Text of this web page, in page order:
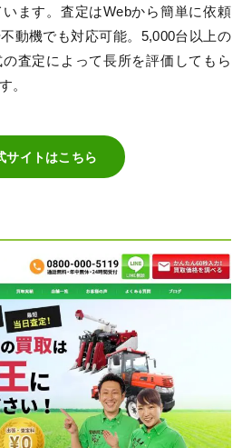
ます。査定はWebから簡単に依頼
動機でも対応可能。5,000台以上の
査定によって長所を評価してもら
。
サイトはこちら